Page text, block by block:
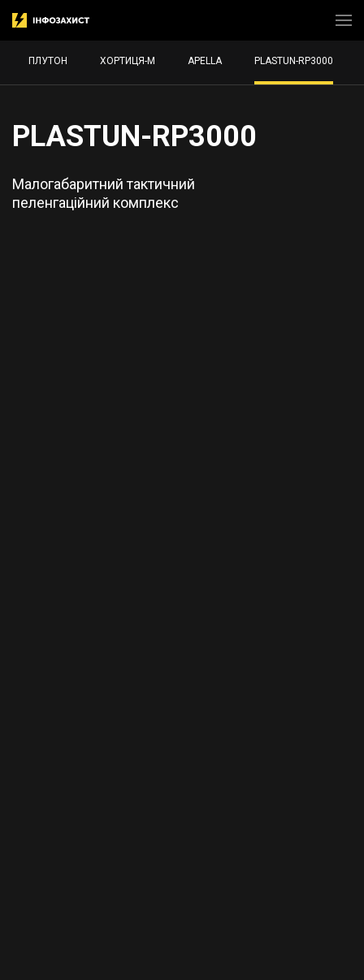
ПЛУТОН ХОРТИЦЯ-М APELLA PLASTUN-RP3000
PLASTUN-RP3000
Малогабаритний тактичний
пеленгаційний комплекс